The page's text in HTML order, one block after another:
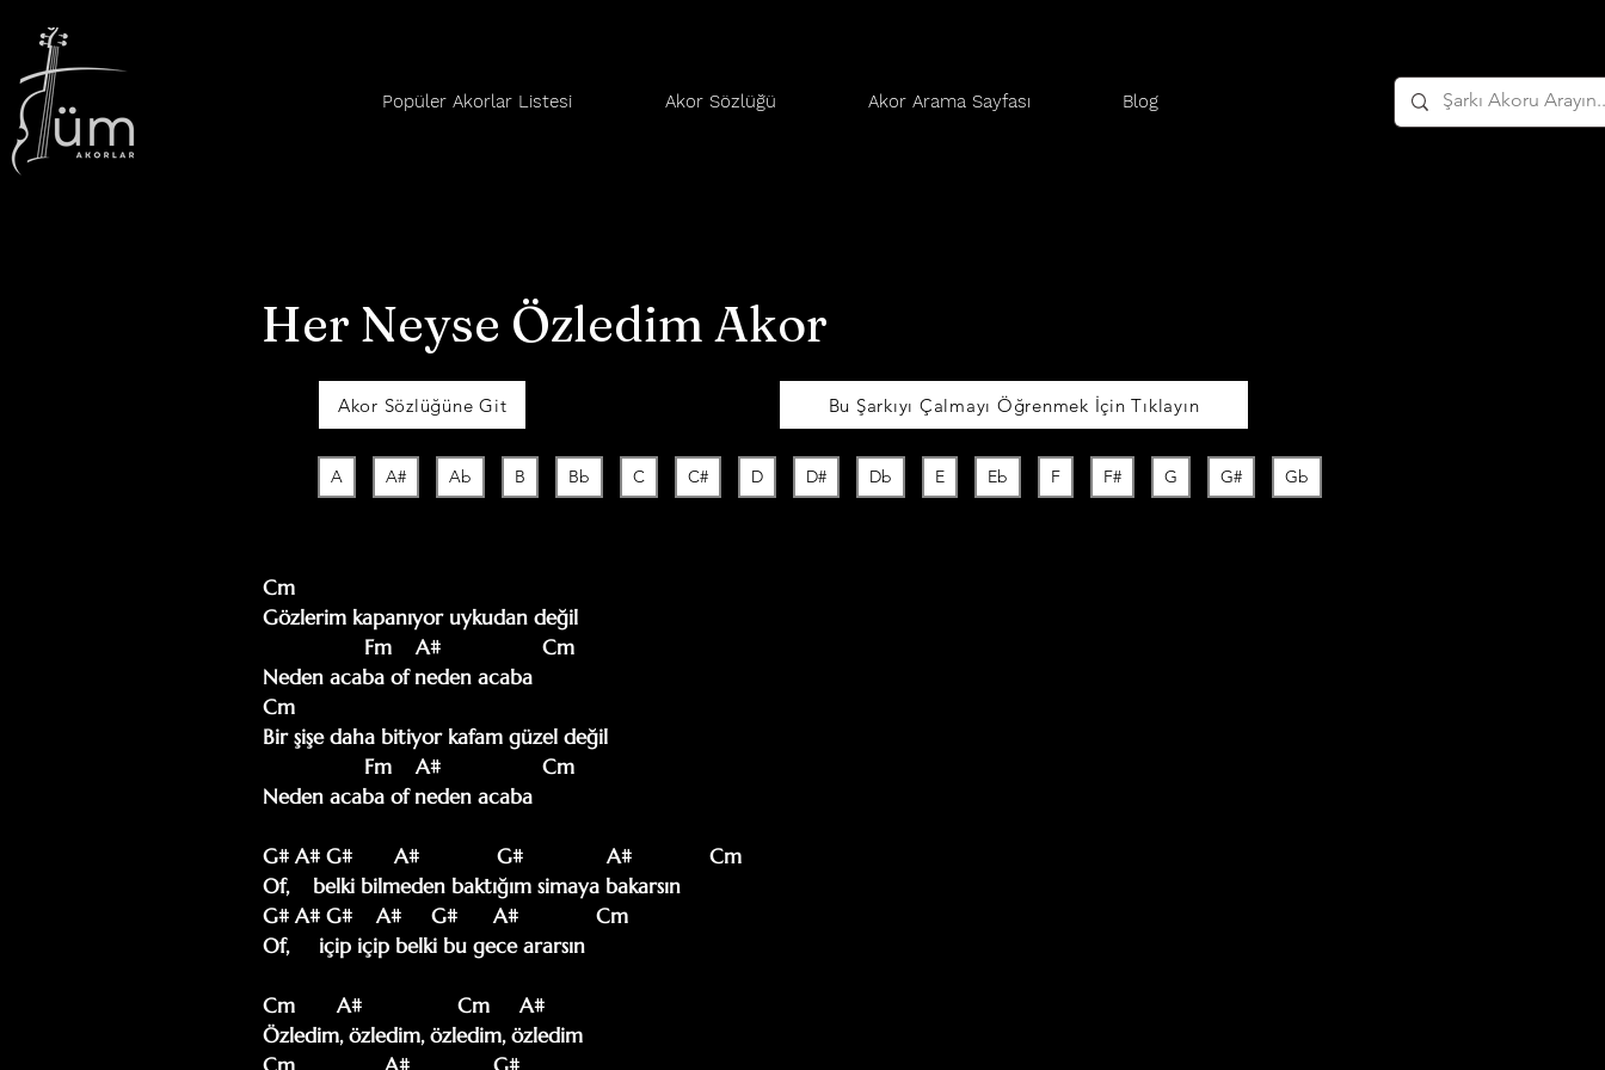
Popüler Akorlar Listesi Akor Sözlüğü Akor Arama Sayfası Blog
Her Neyse Özledim Akor
Akor Sözlüğüne Git Bu Şarkıyı Çalmayı Öğrenmek İçin Tıklayın
A A# Ab B Bb C C# D D# Db E Eb F F# G G# Gb
Cm
Gözlerim kapanıyor uykudan değil
Neden acaba of neden acaba
Cm
Bir şişe daha bitiyor kafam güzel değil
Neden acaba of neden acaba
G# A# G#       A#             G#              A#             Cm
Of,    belki bilmeden baktığım simaya bakarsın
G# A# G#    A#     G#      A#             Cm
Of,     içip içip belki bu gece ararsın
Cm       A#                Cm     A#
Özledim, özledim, özledim, özledim